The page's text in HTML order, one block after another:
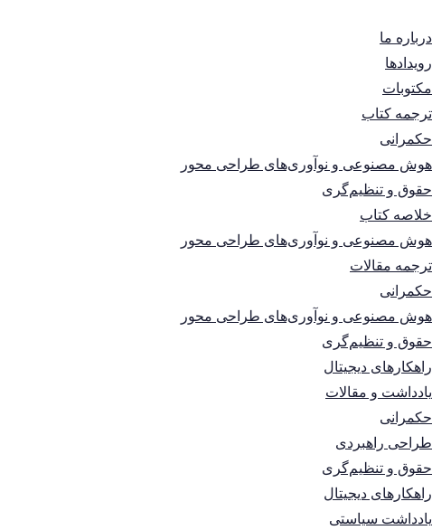
درباره ما
رویدادها
مکتوبات
ترجمه کتاب
حکمرانی
هوش مصنوعی و نوآوری‌های طراحی محور
حقوق و تنظیم‌گری
خلاصه کتاب
هوش مصنوعی و نوآوری‌های طراحی محور
ترجمه مقالات
حکمرانی
هوش مصنوعی و نوآوری‌های طراحی محور
حقوق و تنظیم‌گری
راهکارهای دیجیتال
یادداشت و مقالات
حکمرانی
طراحی راهبردی
حقوق و تنظیم‌گری
راهکارهای دیجیتال
یادداشت سیاستی